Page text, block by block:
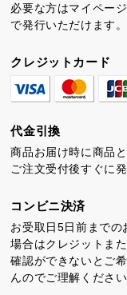
必要な方はマイペー
で発行いただけます。
クレジットカード
代金引換
商品お届け時に商品
ご注文受付後すぐに
コンビニ決済
お受取日5日前までの
場合はクレジットま
確認ができないとご
んのでご理解ください